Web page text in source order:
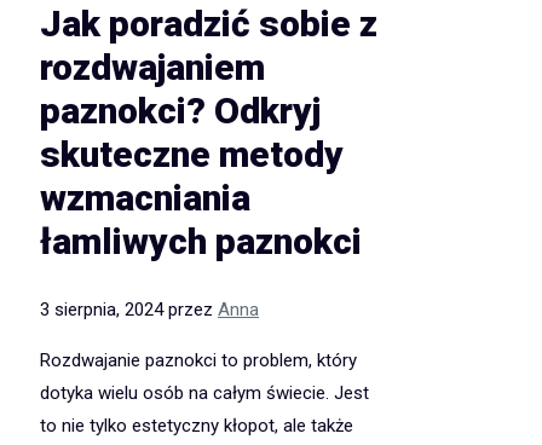
Jak poradzić sobie z
rozdwajaniem
paznokci? Odkryj
skuteczne metody
wzmacniania
łamliwych paznokci
3 sierpnia, 2024 przez Anna
Rozdwajanie paznokci to problem, który
dotyka wielu osób na całym świecie. Jest
to nie tylko estetyczny kłopot, ale także